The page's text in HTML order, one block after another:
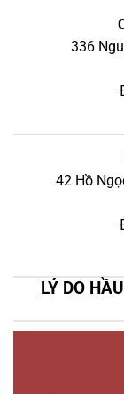
336
42 Hồ
LÝ DO